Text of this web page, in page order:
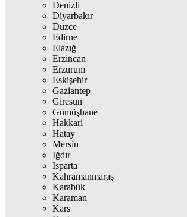
Denizli
Diyarbakır
Düzce
Edirne
Elazığ
Erzincan
Erzurum
Eskişehir
Gaziantep
Giresun
Gümüşhane
Hakkari
Hatay
Mersin
Iğdır
Isparta
Kahramanmaraş
Karabük
Karaman
Kars